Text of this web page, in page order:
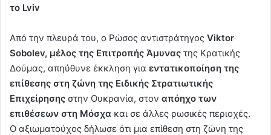
το Lviv
Από την πλευρά του, ο Ρώσος αντιστράτηγος Viktor
Sobolev, μέλος της Επιτροπής Άμυνας της Κρατικής
Δούμας, απηύθυνε έκκληση για εντατικοποίηση της
επίθεσης στη ζώνη της Ειδικής Στρατιωτικής
Επιχείρησης στην Ουκρανία, στον απόηχο των
επιθέσεων στη Μόσχα και σε άλλες ρωσικές περιοχές.
Ο αξιωματούχος δήλωσε ότι μια επίθεση στη ζώνη της